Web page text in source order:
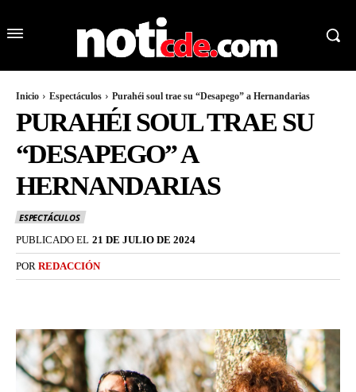
Inicio Espectáculos Purahéi soul trae su “Desapego” a Hernandarias
PURAHÉI SOUL TRAE SU
“DESAPEGO” A
HERNANDARIAS
ESPECTÁCULOS
PUBLICADO EL 21 DE JULIO DE 2024
POR REDACCIÓN